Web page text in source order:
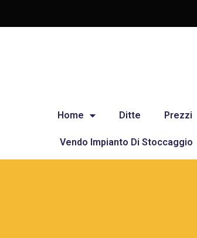
Home Ditte Prezzi
Vendo Impianto Di Stoccaggio